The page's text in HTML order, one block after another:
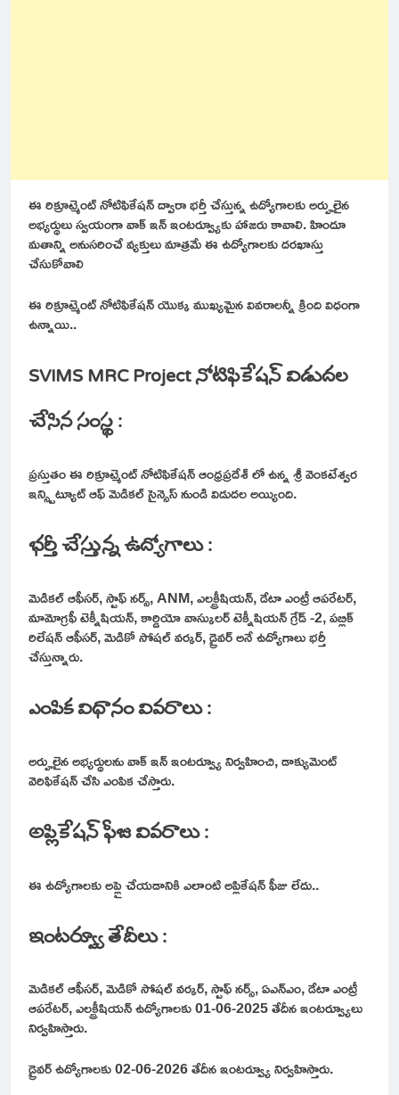
ఈ రిక్రూట్మెంట్ నోటిఫికేషన్ ద్వారా భర్తీ చేస్తున్న ఉద్యోగాలకు అర్హులైన
అభ్యర్థులు స్వయంగా వాక్ ఇన్ ఇంటర్వ్యూకు హాజరు కావాలి. హిందూ
మతాన్ని అనుసరించే వ్యక్తులు మాత్రమే ఈ ఉద్యోగాలకు దరఖాస్తు
చేసుకోవాలి
ఈ రిక్రూట్మెంట్ నోటిఫికేషన్ యొక్క ముఖ్యమైన వివరాలన్నీ క్రింది విధంగా
ఉన్నాయి..
SVIMS MRC Project నోటిఫికేషన్ విడుదల
చేసిన సంస్థ :
ప్రస్తుతం ఈ రిక్రూట్మెంట్ నోటిఫికేషన్ ఆంధ్రప్రదేశ్ లో ఉన్న శ్రీ వెంకటేశ్వర
ఇన్స్టిట్యూట్ ఆఫ్ మెడికల్ సైన్సెస్ నుండి విడుదల అయ్యింది.
భర్తీ చేస్తున్న ఉద్యోగాలు :
మెడికల్ ఆఫీసర్, స్టాఫ్ నర్స్, ANM, ఎలక్ట్రీషియన్, డేటా ఎంట్రీ ఆపరేటర్,
మామోగ్రఫీ టెక్నీషియన్, కార్డియో వాస్కులర్ టెక్నీషియన్ గ్రేడ్ -2, పబ్లిక్
రిలేషన్ ఆఫీసర్, మెడికో సోషల్ వర్కర్, డ్రైవర్ అనే ఉద్యోగాలు భర్తీ
చేస్తున్నారు.
ఎంపిక విధానం వివరాలు :
అర్హులైన అభ్యర్థులను వాక్ ఇన్ ఇంటర్వ్యూ నిర్వహించి, డాక్యుమెంట్
వెరిఫికేషన్ చేసి ఎంపిక చేస్తారు.
అప్లికేషన్ ఫీజు వివరాలు :
ఈ ఉద్యోగాలకు అప్లై చేయడానికి ఎలాంటి అప్లికేషన్ ఫీజు లేదు..
ఇంటర్వ్యూ తేదీలు :
మెడికల్ ఆఫీసర్, మెడికో సోషల్ వర్కర్, స్టాఫ్ నర్స్, ఏఎన్ఎం, డేటా ఎంట్రీ
ఆపరేటర్, ఎలక్ట్రీషియన్ ఉద్యోగాలకు 01-06-2025 తేదీన ఇంటర్వ్యూలు
నిర్వహిస్తారు.
డ్రైవర్ ఉద్యోగాలకు 02-06-2026 తేదీన ఇంటర్వ్యూ నిర్వహిస్తారు.